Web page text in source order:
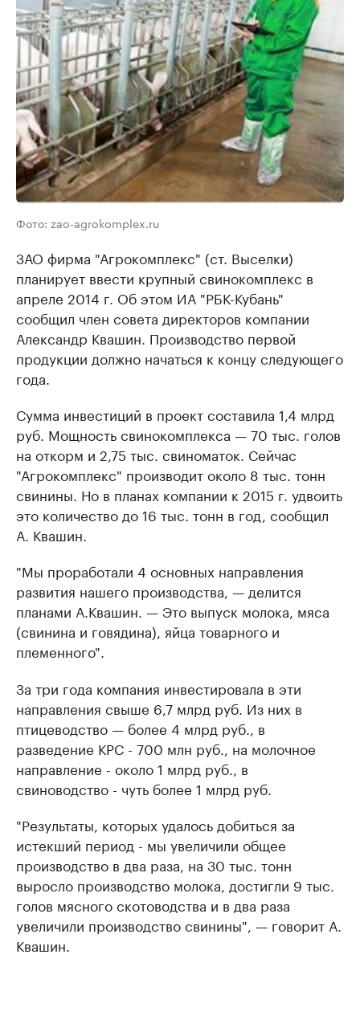
Фото: zao-agrokomplex.ru
ЗАО фирма "Агрокомплекс" (ст. Выселки)
планирует ввести крупный свинокомплекс в
апреле 2014 г. Об этом ИА "РБК-Кубань"
сообщил член совета директоров компании
Александр Квашин. Производство первой
продукции должно начаться к концу следующего
года.
Сумма инвестиций в проект составила 1,4 млрд
руб. Мощность свинокомплекса — 70 тыс. голов
на откорм и 2,75 тыс. свиноматок. Сейчас
"Агрокомплекс" производит около 8 тыс. тонн
свинины. Но в планах компании к 2015 г. удвоить
это количество до 16 тыс. тонн в год, сообщил
А. Квашин.
"Мы проработали 4 основных направления
развития нашего производства, — делится
планами А.Квашин. — Это выпуск молока, мяса
(свинина и говядина), яйца товарного и
племенного".
За три года компания инвестировала в эти
направления свыше 6,7 млрд руб. Из них в
птицеводство — более 4 млрд руб., в
разведение КРС - 700 млн руб., на молочное
направление - около 1 млрд руб., в
свиноводство - чуть более 1 млрд руб.
"Результаты, которых удалось добиться за
истекший период - мы увеличили общее
производство в два раза, на 30 тыс. тонн
выросло производство молока, достигли 9 тыс.
голов мясного скотоводства и в два раза
увеличили производство свинины", — говорит А.
Квашин.